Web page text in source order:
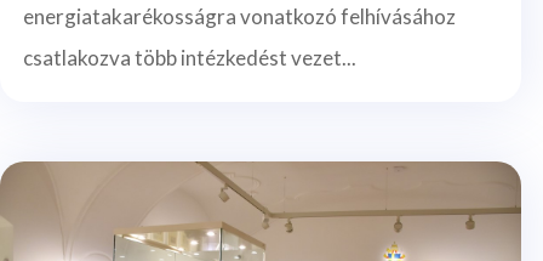
energiatakarékosságra vonatkozó felhívásához
csatlakozva több intézkedést vezet...